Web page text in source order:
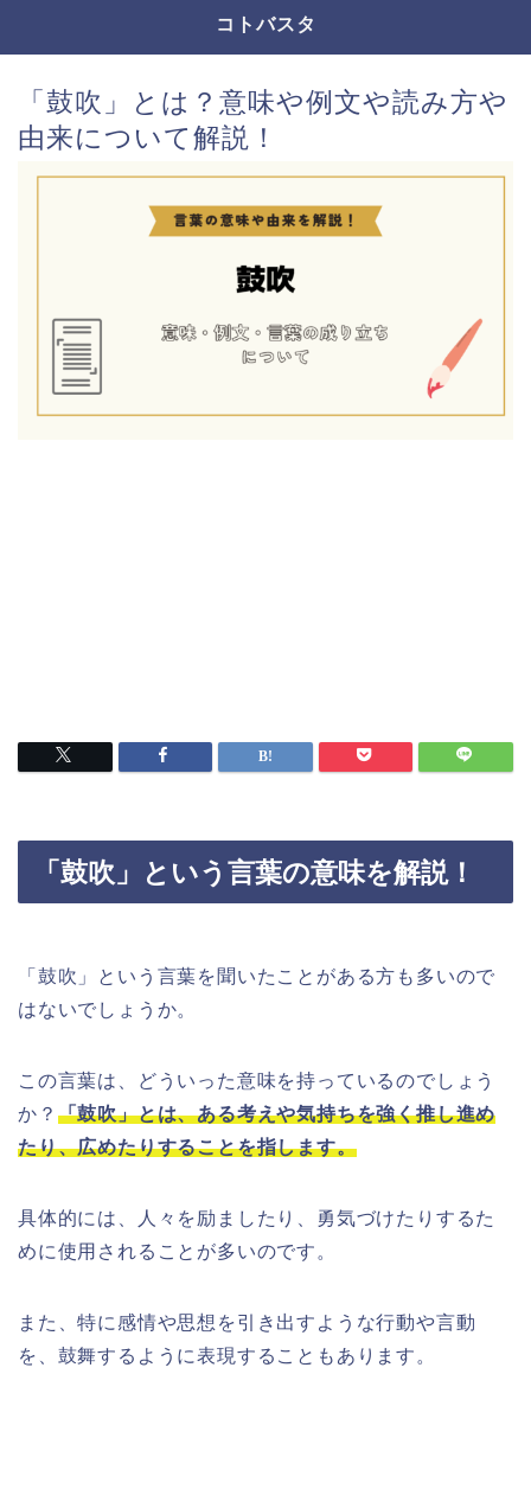
コトバスタ
「鼓吹」とは？意味や例文や読み方や
由来について解説！
「鼓吹」という言葉の意味を解説！
「鼓吹」という言葉を聞いたことがある方も多いので
はないでしょうか。
この言葉は、どういった意味を持っているのでしょう
か？ 「鼓吹」とは、ある考えや気持ちを強く推し進め
たり、広めたりすることを指します。
具体的には、人々を励ましたり、勇気づけたりするた
めに使用されることが多いのです。
また、特に感情や思想を引き出すような行動や言動
を、鼓舞するように表現することもあります。